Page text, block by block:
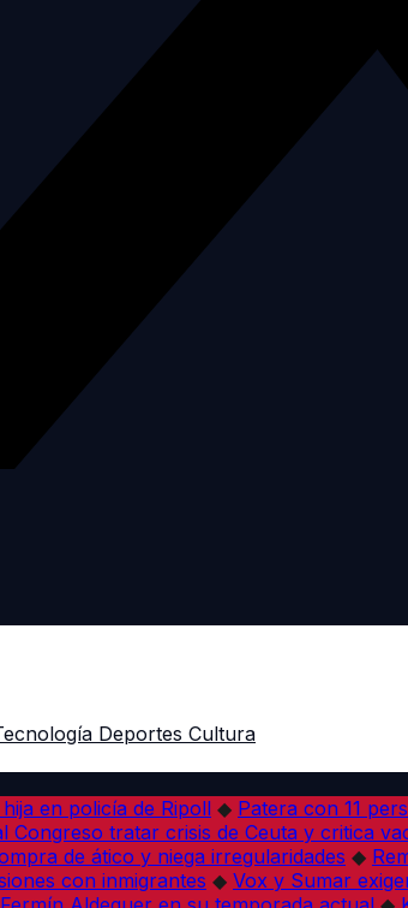
Deportes Cultura
en policía de Ripoll ◆ Patera con 11
Congreso tratar crisis de Ceuta y critica
de ático y niega irregularidades ◆
con inmigrantes ◆ Vox y Sumar